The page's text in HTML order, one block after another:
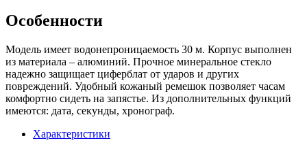
Особенности
Модель имеет водонепроницаемость 30 м. Корпус выполнен
из материала – алюминий. Прочное минеральное стекло
надежно защищает циферблат от ударов и других
повреждений. Удобный кожаный ремешок позволяет часам
комфортно сидеть на запястье. Из дополнительных функций
имеются: дата, секунды, хронограф.
Характеристики